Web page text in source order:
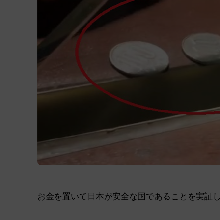
お金を置いて日本が安全な国であることを実証